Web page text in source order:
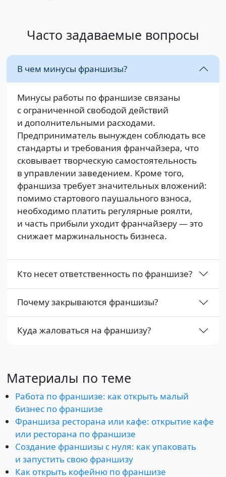
Часто задаваемые вопросы
В чем минусы франшизы?
Минусы работы по франшизе связаны
с ограниченной свободой действий
и дополнительными расходами.
Предприниматель вынужден соблюдать все
стандарты и требования франчайзера, что
сковывает творческую самостоятельность
в управлении заведением. Кроме того,
франшиза требует значительных вложений:
помимо стартового паушального взноса,
необходимо платить регулярные роялти,
и часть прибыли уходит франчайзеру — это
снижает маржинальность бизнеса.
Кто несет ответственность по франшизе?
Почему закрываются франшизы?
Куда жаловаться на франшизу?
Материалы по теме
Работа по франшизе: как открыть малый
бизнес по франшизе
Франшиза ресторана или кафе: открытие кафе
или ресторана по франшизе
Создание франшизы с нуля: как упаковать
и запустить свою франшизу
Как открыть кофейню по франшизе